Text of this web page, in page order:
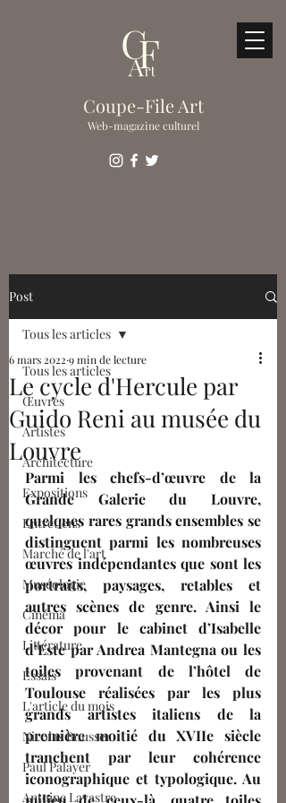
Coupe-File Art
Web-magazine culturel
Post
Tous les articles
Œuvres
Artistes
Architecture
Expositions
Entretiens
Marché de l'art
Muséologie
Cinéma
Littérature
Essais
L'article du mois
Nicolas Bousser
Paul Palayer
Antoine Lavastre
Tous les articles
Le cycle d'Hercule par
Guido Reni au musée du
Louvre
6 mars 2022 9 min de lecture
Parmi les chefs-d’œuvre de la
Grande Galerie du Louvre,
quelques rares grands ensembles se
distinguent parmi les nombreuses
œuvres indépendantes que sont les
portraits, paysages, retables et
autres scènes de genre. Ainsi le
décor pour le cabinet d’Isabelle
d’Este par Andrea Mantegna ou les
toiles provenant de l’hôtel de
Toulouse réalisées par les plus
grands artistes italiens de la
première moitié du XVIIe siècle
tranchent par leur cohérence
iconographique et typologique. Au